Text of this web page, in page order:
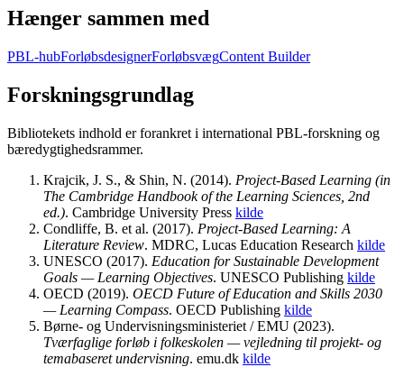
Hænger sammen med
PBL-hubForløbsdesignerForløbsvægContent Builder
Forskningsgrundlag
Bibliotekets indhold er forankret i international PBL-forskning og
bæredygtighedsrammer.
Krajcik, J. S., & Shin, N. (2014). Project-Based Learning (in
The Cambridge Handbook of the Learning Sciences, 2nd
ed.). Cambridge University Press kilde
Condliffe, B. et al. (2017). Project-Based Learning: A
Literature Review. MDRC, Lucas Education Research kilde
UNESCO (2017). Education for Sustainable Development
Goals — Learning Objectives. UNESCO Publishing kilde
OECD (2019). OECD Future of Education and Skills 2030
— Learning Compass. OECD Publishing kilde
Børne- og Undervisningsministeriet / EMU (2023).
Tværfaglige forløb i folkeskolen — vejledning til projekt- og
temabaseret undervisning. emu.dk kilde